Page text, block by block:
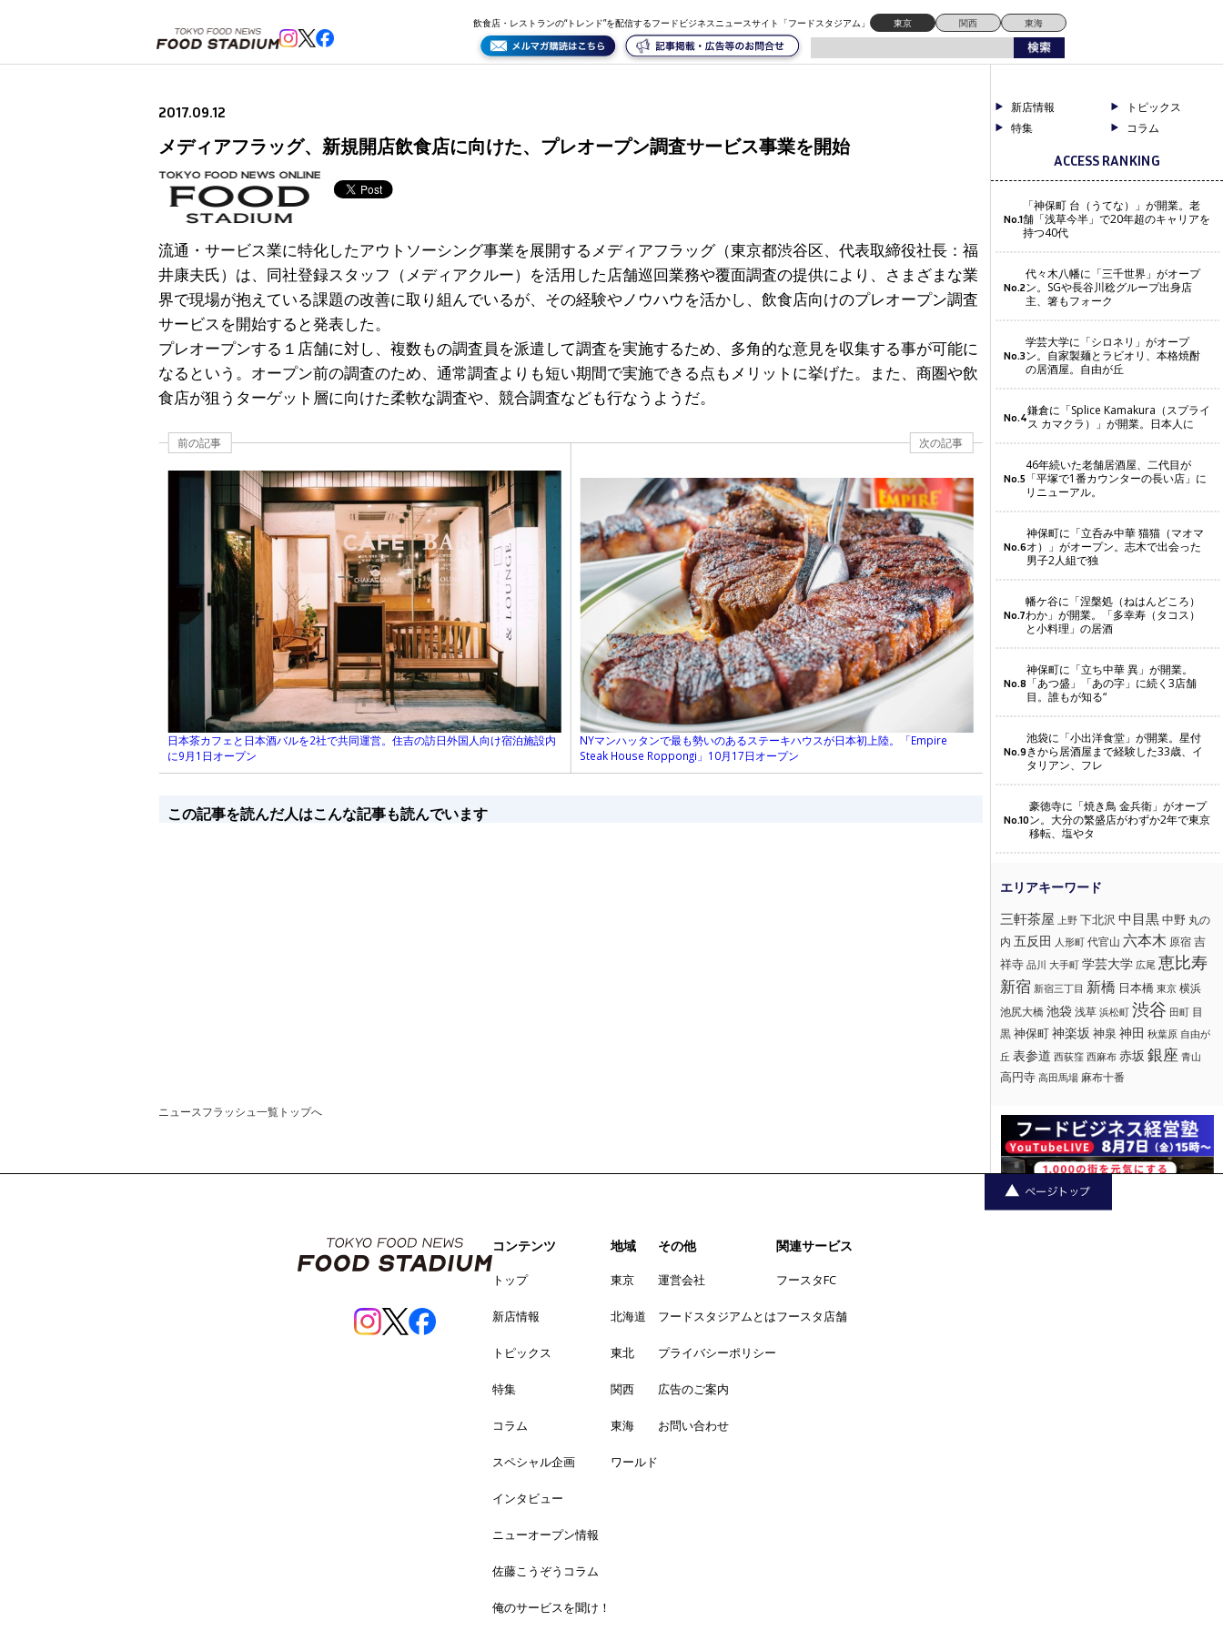
飲食店・レストランの“トレンド”を配信するフードビジネスニュースサイト「フードスタジアム」 東京 関西 東海
2017.09.12
メディアフラッグ、新規開店飲食店に向けた、プレオープン調査サービス事業を開始
流通・サービス業に特化したアウトソーシング事業を展開するメディアフラッグ（東京都渋谷区、代表取締役社長：福
井康夫氏）は、同社登録スタッフ（メディアクルー）を活用した店舗巡回業務や覆面調査の提供により、さまざまな業
界で現場が抱えている課題の改善に取り組んでいるが、その経験やノウハウを活かし、飲食店向けのプレオープン調査
サービスを開始すると発表した。
プレオープンする１店舗に対し、複数もの調査員を派遣して調査を実施するため、多角的な意見を収集する事が可能に
なるという。オープン前の調査のため、通常調査よりも短い期間で実施できる点もメリットに挙げた。また、商圏や飲
食店が狙うターゲット層に向けた柔軟な調査や、競合調査なども行なうようだ。
前の記事
日本茶カフェと日本酒バルを2社で共同運営。住吉の訪日外国人向け宿泊施設内
に9月1日オープン
次の記事
NYマンハッタンで最も勢いのあるステーキハウスが日本初上陸。「Empire
Steak House Roppongi」10月17日オープン
この記事を読んだ人はこんな記事も読んでいます
ニュースフラッシュ一覧トップへ
新店情報
トピックス
特集
コラム
ACCESS RANKING
No.1
「神保町 台（うてな）」が開業。老
舗「浅草今半」で20年超のキャリアを
持つ40代
No.2
代々木八幡に「三千世界」がオープ
ン。SGや長谷川稔グループ出身店
主、箸もフォーク
No.3
学芸大学に「シロネリ」がオープ
ン。自家製麺とラビオリ、本格焼酎
の居酒屋。自由が丘
No.4鎌倉に「Splice Kamakura（スプライ
ス カマクラ）」が開業。日本人に
No.5
46年続いた老舗居酒屋、二代目が
「平塚で1番カウンターの長い店」に
リニューアル。
No.6
神保町に「立呑み中華 猫猫（マオマ
オ）」がオープン。志木で出会った
男子2人組で独
No.7
幡ケ谷に「涅槃処（ねはんどころ）
わか」が開業。「多幸寿（タコス）
と小料理」の居酒
No.8
神保町に「立ち中華 異」が開業。
「あつ盛」「あの字」に続く3店舗
目。誰もが知る“
No.9
池袋に「小出洋食堂」が開業。星付
きから居酒屋まで経験した33歳、イ
タリアン、フレ
No.10
豪徳寺に「焼き鳥 金兵衛」がオープ
ン。大分の繁盛店がわずか2年で東京
移転、塩やタ
三軒茶屋 上野 下北沢 中目黒中野 丸の
内 五反田 人形町 代官山 六本木 原宿 吉
祥寺 品川 大手町 学芸大学 広尾 恵比寿
新宿 新宿三丁目 新橋 日本橋 東京 横浜
池尻大橋 池袋浅草 浜松町 渋谷 田町 目
黒神保町神楽坂 神泉 神田 秋葉原 自由が
丘 表参道 西荻窪 西麻布 赤坂 銀座 青山
高円寺 高田馬場 麻布十番
コンテンツ
トップ
新店情報
トピックス
特集
コラム
スペシャル企画
インタビュー
ニューオープン情報
佐藤こうぞうコラム
俺のサービスを聞け！
地域
東京
北海道
東北
関西
東海
ワールド
その他
運営会社
フードスタジアムとは
プライバシーポリシー
広告のご案内
お問い合わせ
関連サービス
フースタFC
フースタ店舗